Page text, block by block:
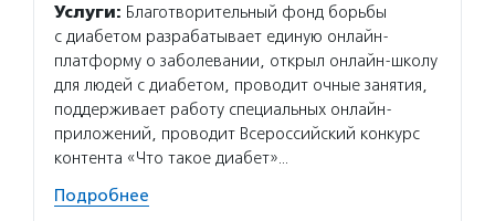
Услуги: Благотворительный фонд борьбы
с диабетом разрабатывает единую онлайн-
платформу о заболевании, открыл онлайн-школу
для людей с диабетом, проводит очные занятия,
поддерживает работу специальных онлайн-
приложений, проводит Всероссийский конкурс
контента «Что такое диабет»…
Подробнее